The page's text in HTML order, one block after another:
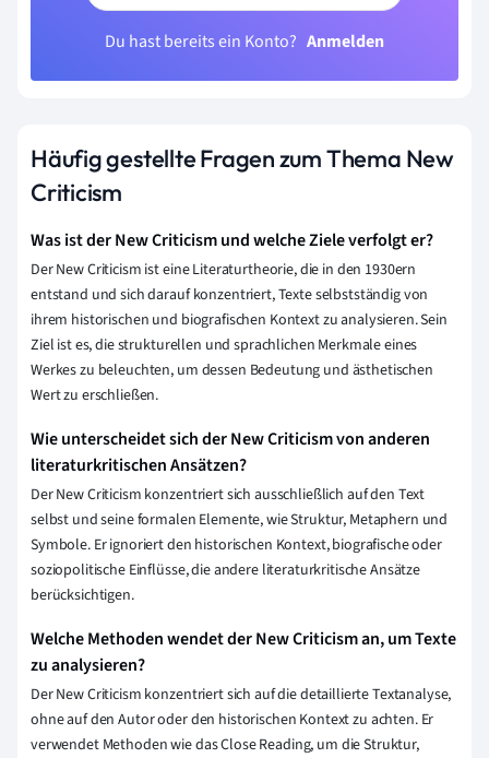
Du hast bereits ein Konto? Anmelden
Häufig gestellte Fragen zum Thema New
Criticism
Was ist der New Criticism und welche Ziele verfolgt er?
Der New Criticism ist eine Literaturtheorie, die in den 1930ern
entstand und sich darauf konzentriert, Texte selbstständig von
ihrem historischen und biografischen Kontext zu analysieren. Sein
Ziel ist es, die strukturellen und sprachlichen Merkmale eines
Werkes zu beleuchten, um dessen Bedeutung und ästhetischen
Wert zu erschließen.
Wie unterscheidet sich der New Criticism von anderen
literaturkritischen Ansätzen?
Der New Criticism konzentriert sich ausschließlich auf den Text
selbst und seine formalen Elemente, wie Struktur, Metaphern und
Symbole. Er ignoriert den historischen Kontext, biografische oder
soziopolitische Einflüsse, die andere literaturkritische Ansätze
berücksichtigen.
Welche Methoden wendet der New Criticism an, um Texte
zu analysieren?
Der New Criticism konzentriert sich auf die detaillierte Textanalyse,
ohne auf den Autor oder den historischen Kontext zu achten. Er
verwendet Methoden wie das Close Reading, um die Struktur,